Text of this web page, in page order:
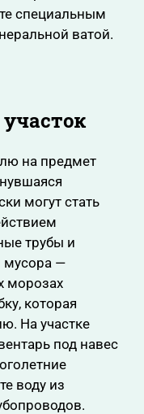
специальным
ватой.
на предмет
могут стать
трубы и
мусора —
морозах
которая
На участке
под навес
воду из